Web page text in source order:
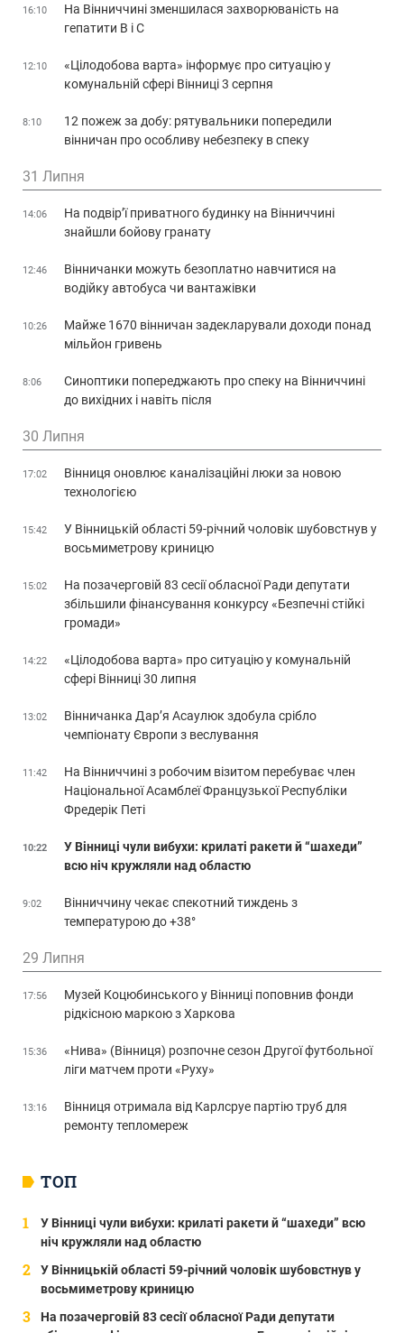
ТОП
У Вінниці чули вибухи: крилаті ракети й “шахеди” всю
ніч кружляли над областю
У Вінницькій області 59-річний чоловік шубовстнув у
восьмиметрову криницю
На позачерговій 83 сесії обласної Ради депутати
16:10
На Вінниччині зменшилася захворюваність на
гепатити В і С
12:10
«Цілодобова варта» інформує про ситуацію у
комунальній сфері Вінниці 3 серпня
8:10
12 пожеж за добу: рятувальники попередили
вінничан про особливу небезпеку в спеку
31 Липня
14:06
На подвір’ї приватного будинку на Вінниччині
знайшли бойову гранату
12:46
Вінничанки можуть безоплатно навчитися на
водійку автобуса чи вантажівки
10:26
Майже 1670 вінничан задекларували доходи понад
мільйон гривень
8:06
Синоптики попереджають про спеку на Вінниччині
до вихідних і навіть після
30 Липня
17:02
Вінниця оновлює каналізаційні люки за новою
технологією
15:42
У Вінницькій області 59-річний чоловік шубовстнув у
восьмиметрову криницю
15:02
На позачерговій 83 сесії обласної Ради депутати
збільшили фінансування конкурсу «Безпечні стійкі
громади»
14:22
«Цілодобова варта» про ситуацію у комунальній
сфері Вінниці 30 липня
13:02
Вінничанка Дар’я Асаулюк здобула срібло
чемпіонату Європи з веслування
11:42
На Вінниччині з робочим візитом перебуває член
Національної Асамблеї Французької Республіки
Фредерік Петі
10:22
У Вінниці чули вибухи: крилаті ракети й “шахеди”
всю ніч кружляли над областю
9:02
Вінниччину чекає спекотний тиждень з
температурою до +38°
29 Липня
17:56
Музей Коцюбинського у Вінниці поповнив фонди
рідкісною маркою з Харкова
15:36
«Нива» (Вінниця) розпочне сезон Другої футбольної
ліги матчем проти «Руху»
13:16
Вінниця отримала від Карлсруе партію труб для
ремонту тепломереж